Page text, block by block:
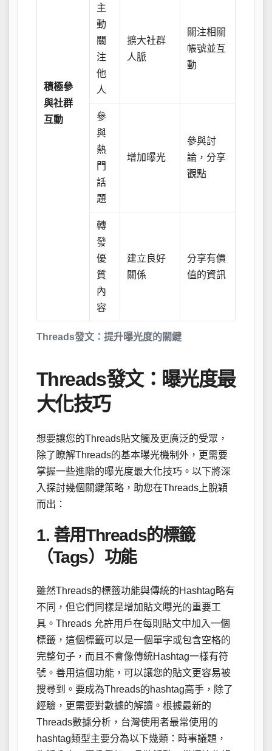
Threads發文：提升曝光度的關鍵
積極參
與社群
互動
主
動
關
注
他
人
擴大社群
人脈
關注相關
帳號並互
動
參
與
熱
門
話
題
增加曝光
參與討
論，分享
觀點
轉
發
優
質
內
容
建立良好
關係
分享有價
值的資訊
Threads發文：曝光度最
大化技巧
想要讓您的Threads貼文觸及更廣泛的受眾，
除了瞭解Threads的基本曝光機制外，更需要
掌握一些進階的曝光度最大化技巧。以下將深
入探討幾個關鍵策略，助您在Threads上脫穎
而出：
1. 善用Threads的標籤
（Tags）功能
雖然Threads的標籤功能與傳統的Hashtag略有
不同，但它們同樣是增加貼文曝光的重要工
具。Threads 允許用戶在每則貼文中加入一個
標籤，這個標籤可以是一個單字或包含空格的
完整句子，而且不會像傳統Hashtag一樣有符
號。善用這個功能，可以讓您的貼文更容易被
搜尋到。要成為Threads的hashtag高手，除了
經驗，更需要對數據的解讀。根據最新的
Threads數據分析，台灣使用者最常使用的
hashtag類型主要分為以下幾類：時事議題，